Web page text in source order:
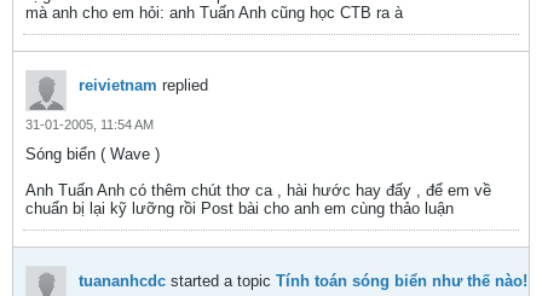
mà anh cho em hỏi: anh Tuấn Anh cũng học CTB ra à
reivietnam replied
31-01-2005, 11:54 AM
Sóng biển ( Wave )
Anh Tuấn Anh có thêm chút thơ ca , hài hước hay đấy , để em về
chuẩn bị lại kỹ lưỡng rồi Post bài cho anh em cùng thảo luận
tuananhcdc started a topic Tính toán sóng biển như thế nào!